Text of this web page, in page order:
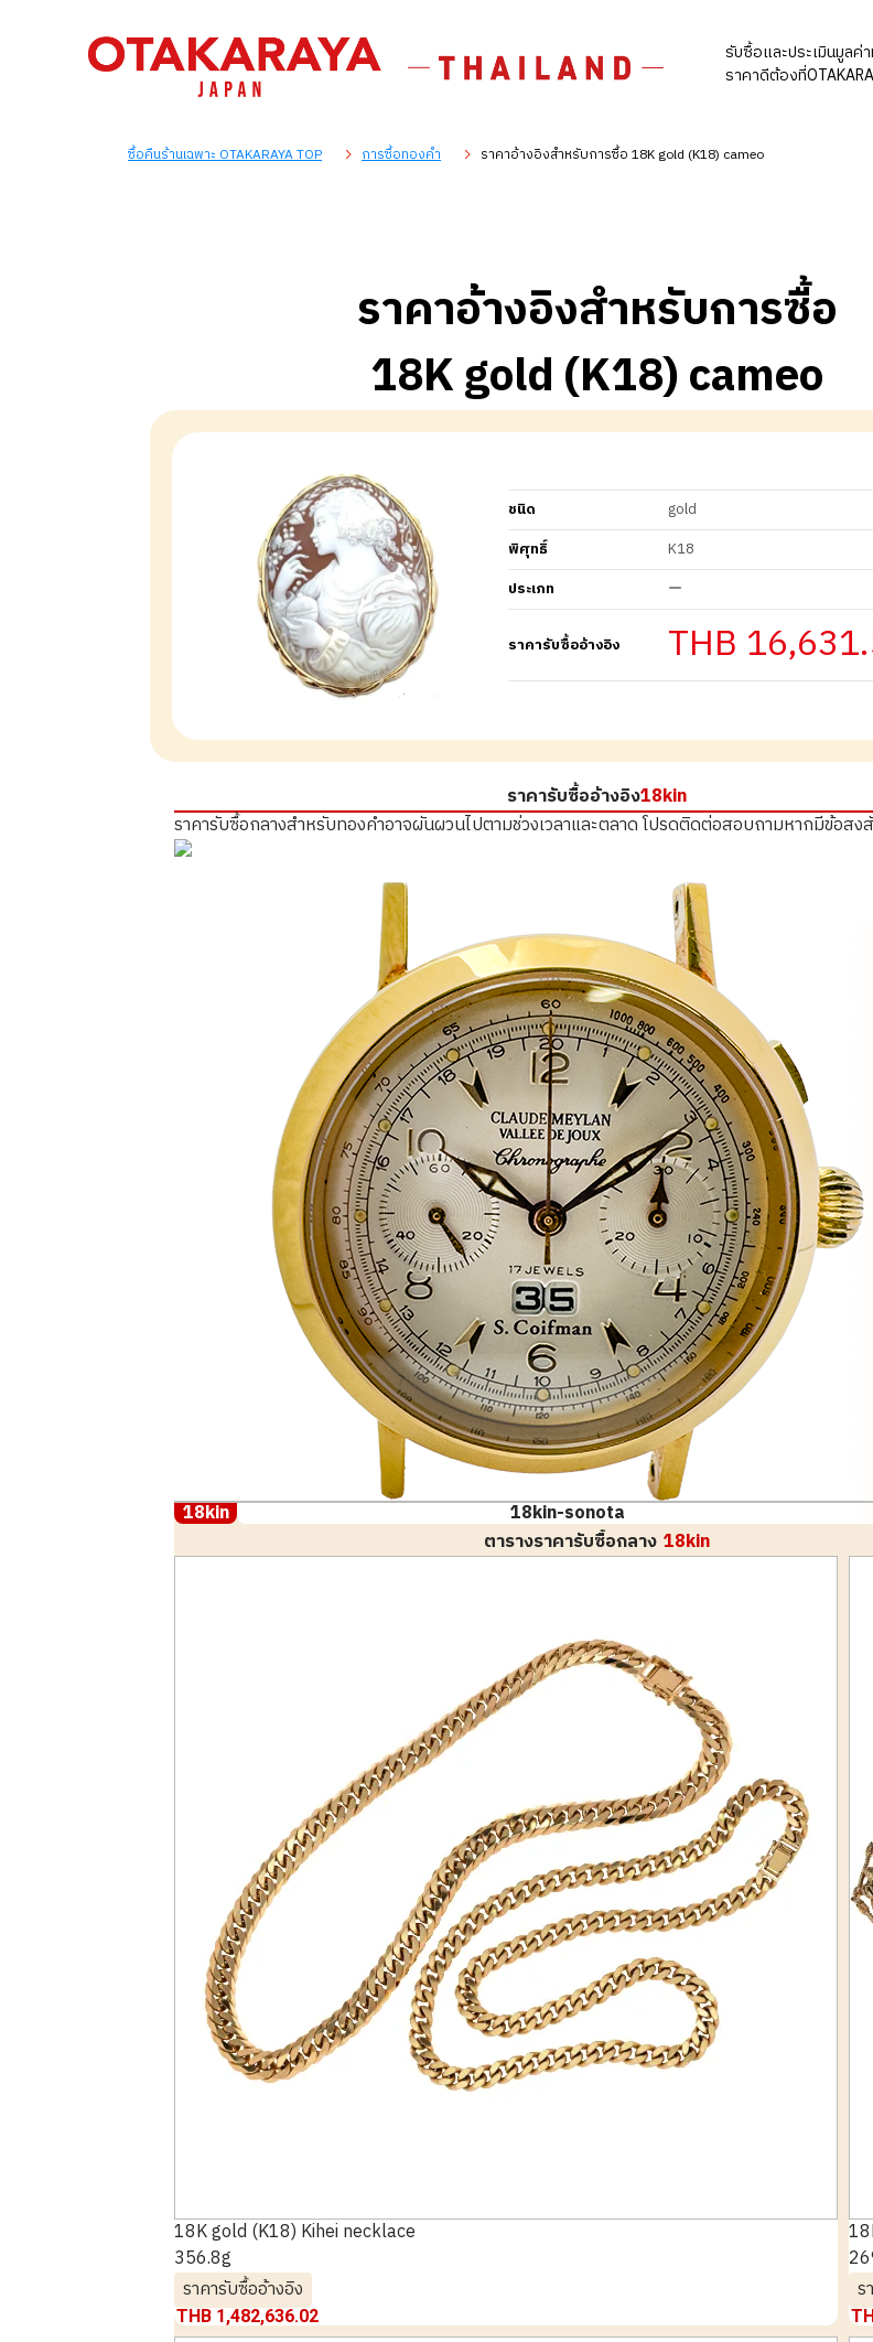
รับซื้อและประเมินมูลค่
ราคาดีต้องที่
ซื้อคืนร้านเฉพาะ OTAKARAYA TOP การซื้อทองคำ ราคาอ้างอิงสำหรับการซื้อ 18K gold (K18) cameo
ราคาอ้างอิงสำหรับการซื้อ
18K gold (K18) cameo
ชนิด
gold
พิศุทธิ์
K18
ประเภท
ー
ราคารับซื้ออ้างอิง THB
ราคารับซื้ออ้างอิง18kin
ราคารับซื้อกลางสำหรับทองคำอาจผันผวนไปตามช่วงเวลาและตลาดโปรดติดต่อสอบถามหากมีข้อสง
18kin 18kin-sonota
ตารางราคารับซื้อกลาง 18kin
18K gold (K18) Kihei necklace
356.8g
ราคารับซื้ออ้างอิง
THB 1,482,636.02
ร